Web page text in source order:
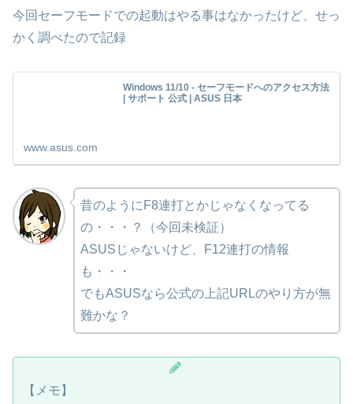
今回セーフモードでの起動はやる事はなかったけど、せっ
かく調べたので記録
Windows 11/10 - セーフモードへのアクセス方法
| サポート 公式 | ASUS 日本
www.asus.com
昔のようにF8連打とかじゃなくなってる
の・・・？（今回未検証）
ASUSじゃないけど、F12連打の情報
も・・・
でもASUSなら公式の上記URLのやり方が無
難かな？
【メモ】